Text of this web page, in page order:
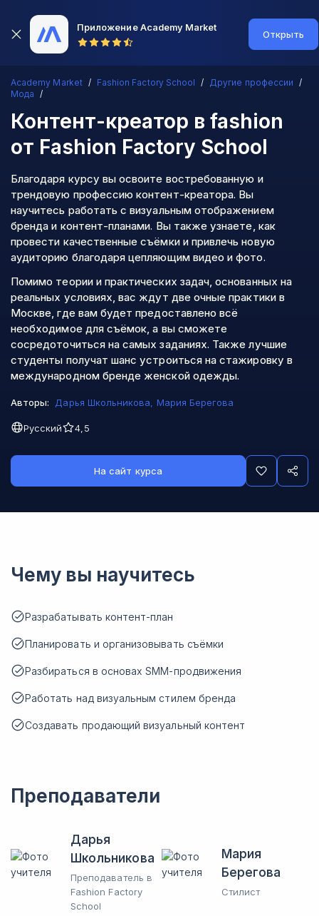
Приложение Academy Market
Открыть
Academy Market Fashion Factory School
Другие профессии
Мода
Контент-креатор в fashion
от Fashion Factory School
Благодаря курсу вы освоите востребованную и
трендовую профессию контент-креатора. Вы
научитесь работать с визуальным отображением
бренда и контент-планами. Вы также узнаете, как
провести качественные съёмки и привлечь новую
аудиторию благодаря цепляющим видео и фото.
Помимо теории и практических задач, основанных на
реальных условиях, вас ждут две очные практики в
Москве, где вам будет предоставлено всё
необходимое для съёмок, а вы сможете
сосредоточиться на самых заданиях. Также лучшие
студенты получат шанс устроиться на стажировку в
международном бренде женской одежды.
Авторы: Дарья Школьникова Мария Берегова
Русский 4,5
На сайт курса
Чему вы научитесь
Разрабатывать контент-план
Планировать и организовывать съёмки
Разбираться в основах SMM-продвижения
Работать над визуальным стилем бренда
Создавать продающий визуальный контент
Преподаватели
Дарья
Школьникова
Преподаватель в
Fashion Factory
School
Мария
Берегова
Стилист